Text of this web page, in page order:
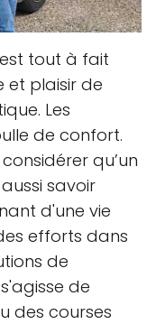
est tout à fait
et plaisir de
Les
de confort.
qu’un
savoir
d'une vie
efforts dans
de
de
des courses